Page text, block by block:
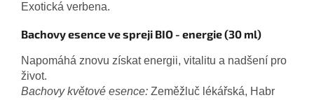
Exotická verbena.
Bachovy esence ve spreji BIO - energie (30 ml)
Napomáhá znovu získat energii, vitalitu a nadšení pro
život.
Bachovy květové esence: Zeměžluč lékářská, Habr